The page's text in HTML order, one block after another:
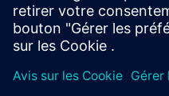
Masmec - IoT industriel